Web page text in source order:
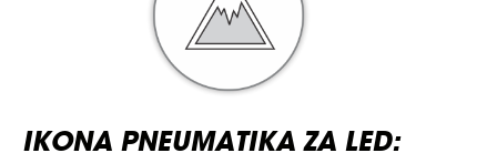
IKONA PNEUMATIKA ZA LED: